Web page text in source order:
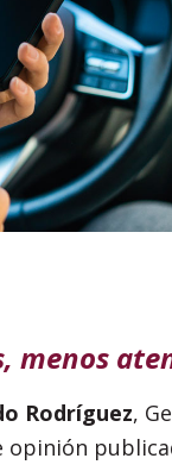
menos
Rodríguez,
opinión